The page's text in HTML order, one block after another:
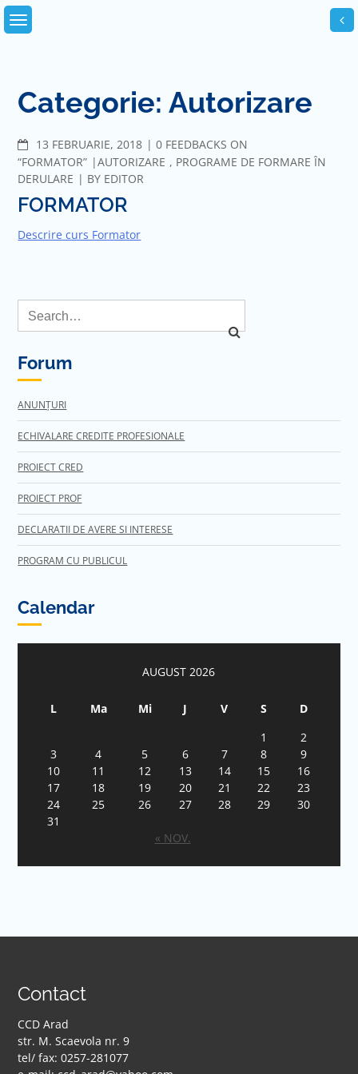
Skip
Categorie:Autorizare
13 FEBRUARIE, 2018 COMMENTS
0 FEEDBACKS ON
“FORMATOR”
AUTORIZARE , PROGRAME DE FORMARE ÎN
DERULARE
BY EDITOR
FORMATOR
Descrire curs Formator
Forum
ANUNȚURI
ECHIVALARE CREDITE PROFESIONALE
PROIECT CRED
PROIECT PROF
DECLARATII DE AVERE SI INTERESE
PROGRAM CU PUBLICUL
Calendar
AUGUST 2026
L Ma Mi J V S
D
1
2
3
4 5 6 7 8
9
10
11 12 13 14 15
16
17
18 19 20 21 22
23
24
25 26 27 28 29
30
31
« NOV.
Contact
CCD Arad
str. M. Scaevola nr. 9
tel/ fax: 0257-281077